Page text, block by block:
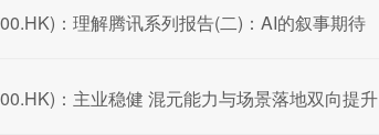
：理解腾讯系列报告(二)：AI的叙事期待
：主业稳健 混元能力与场景落地双向提升